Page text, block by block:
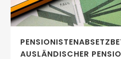
AUSLÄNDISCHER